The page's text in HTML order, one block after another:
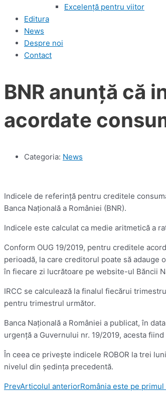
Excelență pentru viitor
Editura
News
Despre noi
Contact
BNR anunță că
acordate
Categoria: News
Indicele de referinţă pentru creditele
Banca Naţională a României (BNR).
Indicele este calculat ca medie aritmetică a
Conform OUG 19/2019, pentru creditele
perioadă, la care creditorul poate să
în fiecare zi lucrătoare pe website-ul Băncii
IRCC se calculează la finalul fiecărui
pentru trimestrul următor.
Banca Naţională a României a publicat, în
urgenţă a Guvernului nr. 19/2019, acesta
În ceea ce priveşte indicele ROBOR la trei
nivelul din şedinţa precedentă.
PrevArticolul anteriorRomânia este pe